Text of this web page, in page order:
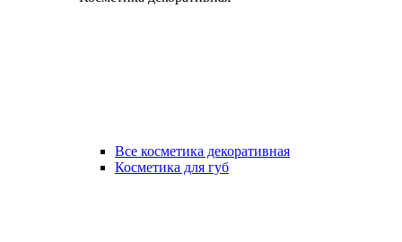
Все косметика декоративная
Косметика для губ